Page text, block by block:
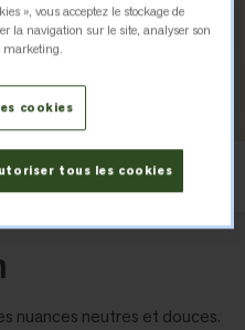
nuances neutres et douces.
», vous acceptez le stockage de
la navigation sur le site, analyser son
cookies
tous les cookies